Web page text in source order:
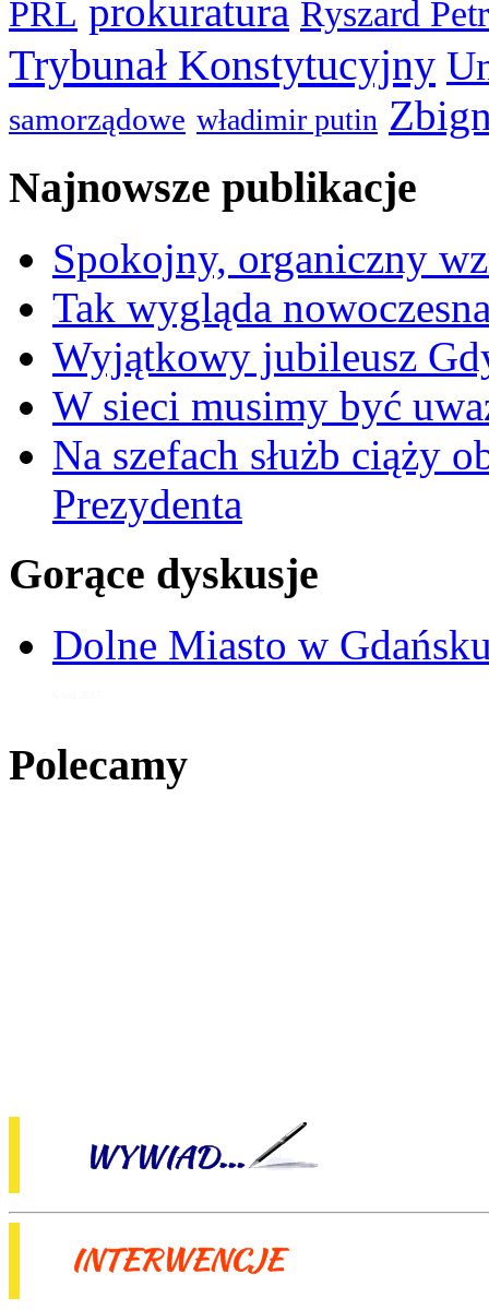
PRL prokuratura Ryszard
Trybunał Konstytucyjny
samorządowe władimir putin
Najnowsze publikacje
Spokojny, organiczny
Tak wygląda
Wyjątkowy jubileusz
W sieci musimy być
Na szefach służb ciąży
Prezydenta
Gorące dyskusje
Dolne Miasto w
Polecamy